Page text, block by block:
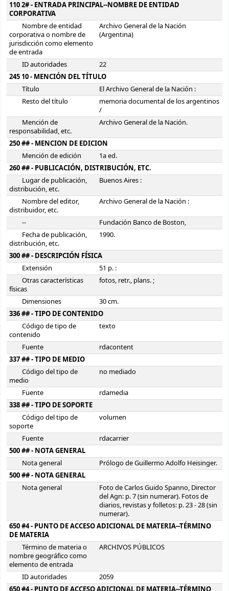
110 2# - ENTRADA PRINCIPAL--NOMBRE DE ENTIDAD
CORPORATIVA
Nombre de entidad
corporativa o nombre de
jurisdicción como elemento
de entrada
Archivo General de la Nación
(Argentina)
ID autoridades
22
245 10 - MENCIÓN DEL TÍTULO
Título
El Archivo General de la Nación :
Resto del título
memoria documental de los argentinos
/
Mención de
responsabilidad, etc.
Archivo General de la Nación.
250 ## - MENCION DE EDICION
Mención de edición
1a ed.
260 ## - PUBLICACIÓN, DISTRIBUCIÓN, ETC.
Lugar de publicación,
distribución, etc.
Buenos Aires :
Nombre del editor,
distribuidor, etc.
Archivo General de la Nación :
--
Fundación Banco de Boston,
Fecha de publicación,
distribución, etc.
1990.
300 ## - DESCRIPCIÓN FÍSICA
Extensión
51 p. :
Otras características
físicas
fotos, retr., plans. ;
Dimensiones
30 cm.
336 ## - TIPO DE CONTENIDO
Código de tipo de
contenido
texto
Fuente
rdacontent
337 ## - TIPO DE MEDIO
Código del tipo de
medio
no mediado
Fuente
rdamedia
338 ## - TIPO DE SOPORTE
Código del tipo de
soporte
volumen
Fuente
rdacarrier
500 ## - NOTA GENERAL
Nota general
Prólogo de Guillermo Adolfo Heisinger.
500 ## - NOTA GENERAL
Nota general
Foto de Carlos Guido Spanno, Director
del Agn: p. 7 (sin numerar). Fotos de
diarios, revistas y folletos: p. 23 - 28 (sin
numerar).
650 #4 - PUNTO DE ACCESO ADICIONAL DE MATERIA--TÉRMINO
DE MATERIA
Término de materia o
nombre geográfico como
elemento de entrada
ARCHIVOS PÚBLICOS
ID autoridades
2059